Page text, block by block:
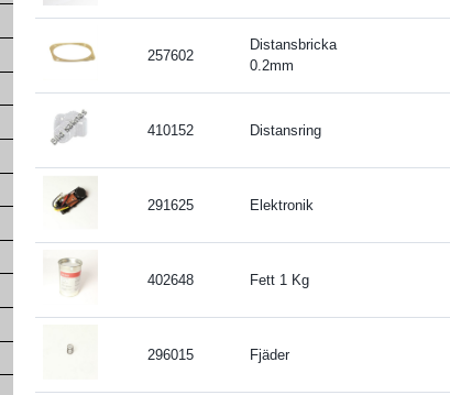
257602
Distansbricka
0.2mm
410152 Distansring
291625 Elektronik
402648 Fett 1 Kg
296015 Fjäder